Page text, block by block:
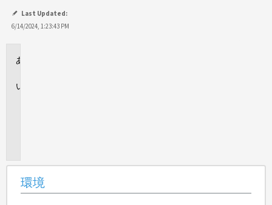
Last Updated:
6/14/2024, 1:23:43 PM
環境